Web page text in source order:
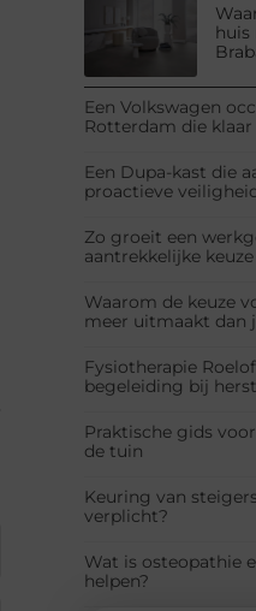
huis
Een Volkswagen
Rotterdam die
Een Dupa-kast die
proactieve
Zo groeit een
aantrekkelijke keuze
Waarom de keuze
meer uitmaakt dan
Fysiotherapie
begeleiding bij
Praktische gids
de tuin
Keuring van
verplicht?
Wat is osteopathie
helpen?